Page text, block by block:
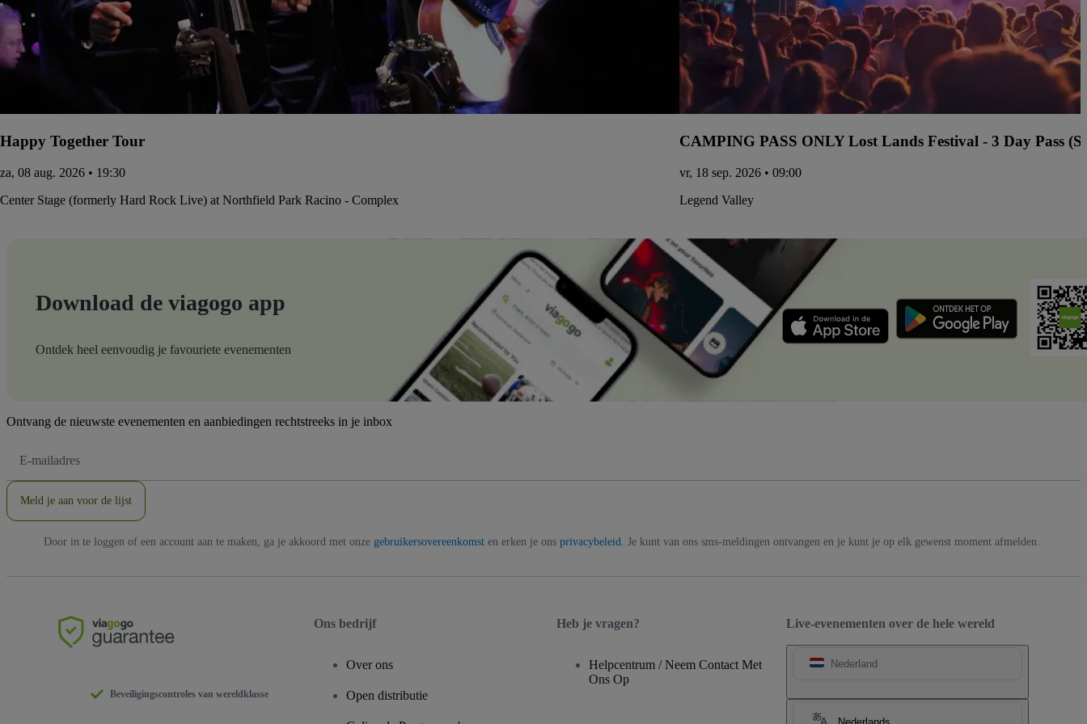
Happy Together Tour
za, 08 aug. 2026 • 19:30
Center Stage (formerly Hard Rock Live) at Northfield Park Racino - Complex
CAMPING PASS ONLY Lost Lands Festival - 3 Day Pass
vr, 18 sep. 2026 • 09:00
Legend Valley
Download de viagogo app
Ontdek heel eenvoudig je favouriete evenementen
Ontvang de nieuwste evenementen en aanbiedingen rechtstreeks in je inbox
mailadres
Meld je aan voor de lijst
Door in te loggen of een account aan te maken, ga je akkoord met onze gebruikersovereenkomst en erken je ons privacybeleid . Je kunt van ons sms-meldingen ontvangen en je kunt je op elk gewenst moment afmelden.
Live-evenementen over de hele wereld
Nederland
Beveiligingscontroles van wereldklasse
Ons bedrijf
Over ons
Open distributie
Heb je vragen?
Helpcentrum / Neem Contact Met
Ons Op